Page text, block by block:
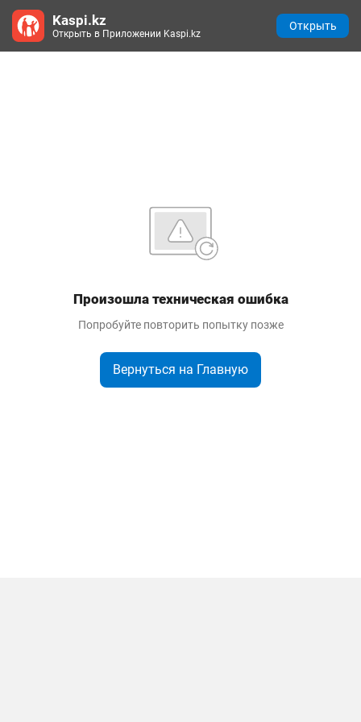
Произошла техническая ошибка
Попробуйте повторить попытку позже
Вернуться на Главную
Kaspi.kz
Открыть в Приложении Kaspi.kz
Открыть